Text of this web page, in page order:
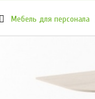
Мебель для персонала